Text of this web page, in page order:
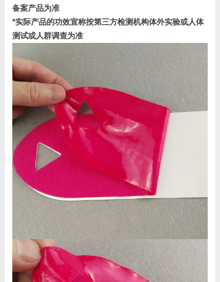
备案产品为准
*实际产品的功效宣称按第三方检测机构体外实验或人体
测试或人群调查为准